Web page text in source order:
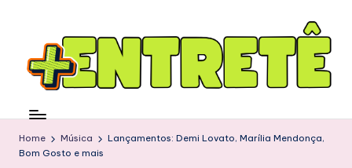
Home Música
Lançamentos: Demi Lovato, Marília Mendonça,
Bom Gosto e mais